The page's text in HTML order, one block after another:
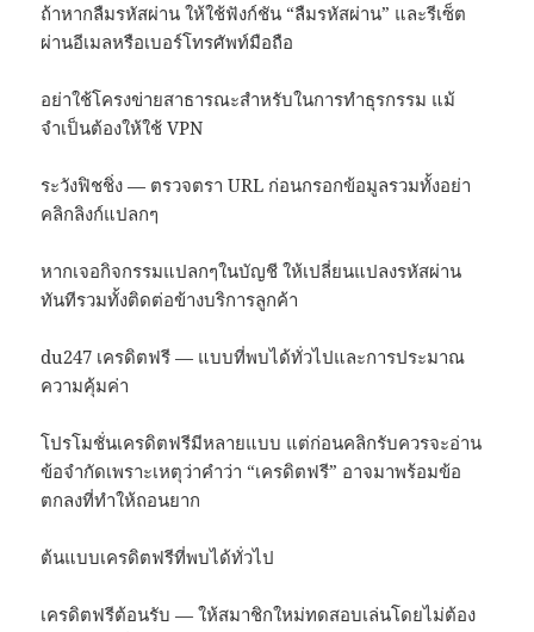
ถ้าหากลืมรหัสผ่าน ให้ใช้ฟังก์ชัน “ลืมรหัสผ่าน” และรีเซ็ต
ผ่านอีเมลหรือเบอร์โทรศัพท์มือถือ
อย่าใช้โครงข่ายสาธารณะสำหรับในการทำธุรกรรม แม้
จำเป็นต้องให้ใช้ VPN
ระวังฟิชชิ่ง — ตรวจตรา URL ก่อนกรอกข้อมูลรวมทั้งอย่า
คลิกลิงก์แปลกๆ
หากเจอกิจกรรมแปลกๆในบัญชี ให้เปลี่ยนแปลงรหัสผ่าน
ทันทีรวมทั้งติดต่อข้างบริการลูกค้า
du247 เครดิตฟรี — แบบที่พบได้ทั่วไปและการประมาณ
ความคุ้มค่า
โปรโมชั่นเครดิตฟรีมีหลายแบบ แต่ก่อนคลิกรับควรจะอ่าน
ข้อจำกัดเพราะเหตุว่าคำว่า “เครดิตฟรี” อาจมาพร้อมข้อ
ตกลงที่ทำให้ถอนยาก
ต้นแบบเครดิตฟรีที่พบได้ทั่วไป
เครดิตฟรีต้อนรับ — ให้สมาชิกใหม่ทดสอบเล่นโดยไม่ต้อง